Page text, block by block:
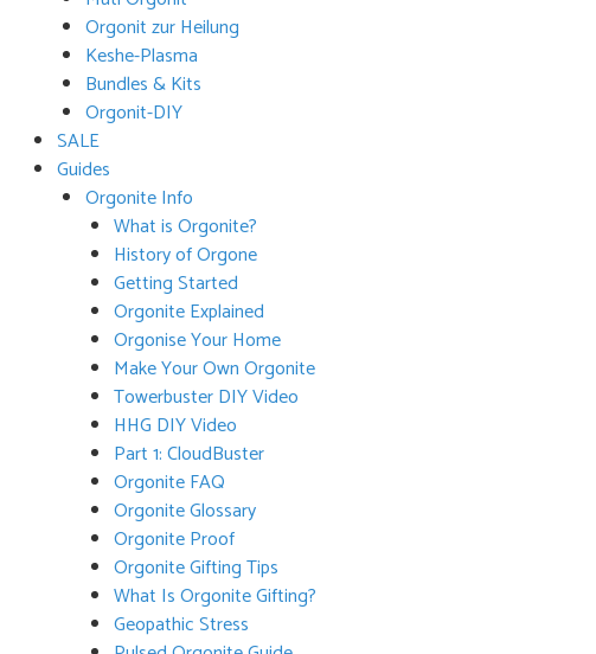
Orgonit zur Heilung
Keshe-Plasma
Bundles & Kits
Orgonit-DIY
SALE
Guides
Orgonite Info
What is Orgonite?
History of Orgone
Getting Started
Orgonite Explained
Orgonise Your Home
Make Your Own Orgonite
Towerbuster DIY Video
HHG DIY Video
Part 1: CloudBuster
Orgonite FAQ
Orgonite Glossary
Orgonite Proof
Orgonite Gifting Tips
What Is Orgonite Gifting?
Geopathic Stress